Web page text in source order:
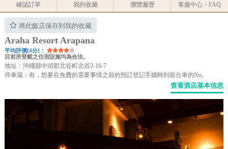
確認訂單 我的收藏 瀏覽履歷 客服中心・FAQ
將此飯店保存到我的收藏
Araha Resort Arapana
平均評價[4分]：
目前所登載之住宿設施均為合法。
地址：沖繩縣中頭郡北谷町北谷2-16-7
停車場：有，想要在免費的需要事情之前的預訂登記手續時到前台車的No。
查看酒店基本信息